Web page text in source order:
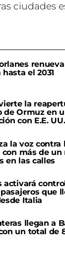
ciudades
el 2031
la
de Ormuz en
con E.E. UU.
la voz contra
más de un
en las calles
activará
que
Italia
llegan a
un total de